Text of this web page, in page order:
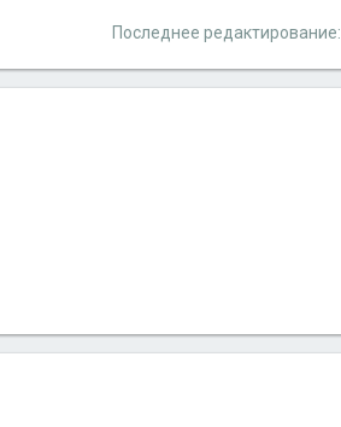
Последнее редактирование: